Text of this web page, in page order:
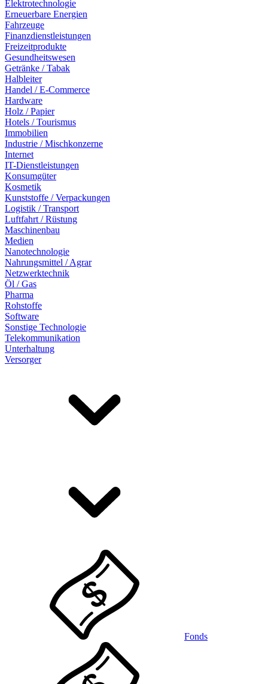
Elektrotechnologie
Erneuerbare Energien
Fahrzeuge
Finanzdienstleistungen
Freizeitprodukte
Gesundheitswesen
Getränke / Tabak
Halbleiter
Handel / E-Commerce
Hardware
Holz / Papier
Hotels / Tourismus
Immobilien
Industrie / Mischkonzerne
Internet
IT-Dienstleistungen
Konsumgüter
Kosmetik
Kunststoffe / Verpackungen
Logistik / Transport
Luftfahrt / Rüstung
Maschinenbau
Medien
Nanotechnologie
Nahrungsmittel / Agrar
Netzwerktechnik
Öl / Gas
Pharma
Rohstoffe
Software
Sonstige Technologie
Telekommunikation
Unterhaltung
Versorger
Fonds